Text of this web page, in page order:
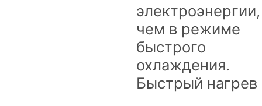
электроэнергии,
чем в режиме
быстрого
охлаждения.
Быстрый нагрев